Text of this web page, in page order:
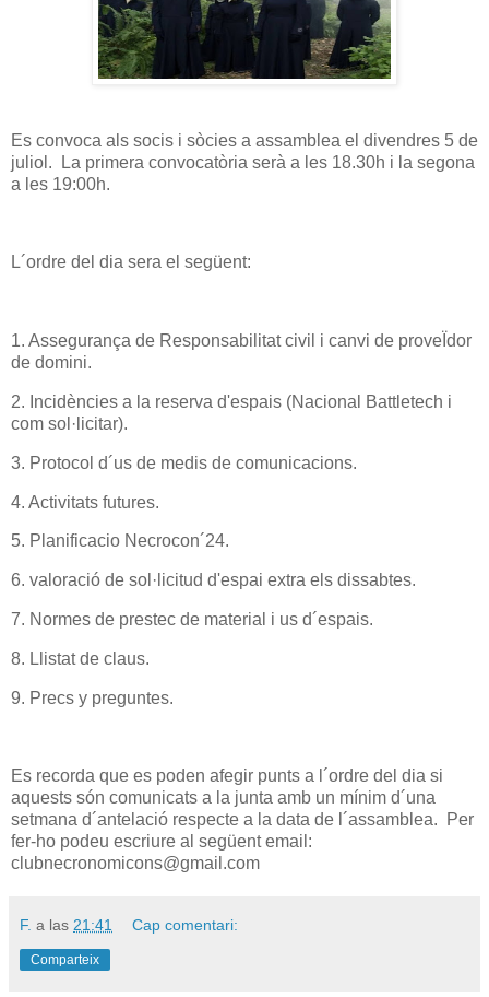
Es convoca als socis i sòcies a assamblea el divendres 5 de
juliol. La primera convocatòria serà a les 18.30h i la segona
a les 19:00h.
L´ordre del dia sera el següent:
1. Assegurança de Responsabilitat civil i canvi de proveÏdor
de domini.
2. Incidències a la reserva d'espais (Nacional Battletech i
com sol·licitar).
3. Protocol d´us de medis de comunicacions.
4. Activitats futures.
5. Planificacio Necrocon´24.
6. valoració de sol·licitud d'espai extra els dissabtes.
7. Normes de prestec de material i us d´espais.
8. Llistat de claus.
9. Precs y preguntes.
Es recorda que es poden afegir punts a l´ordre del dia si
aquests són comunicats a la junta amb un mínim d´una
setmana d´antelació respecte a la data de l´assamblea. Per
fer-ho podeu escriure al següent email:
clubnecronomicons@gmail.com
F. a las 21:41 Cap comentari:
Comparteix